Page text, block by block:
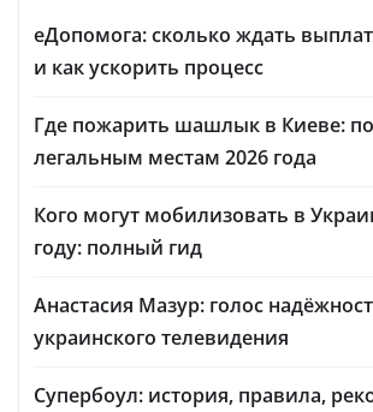
еДопомога: сколько ждать
и как ускорить процесс
Где пожарить шашлык в Киеве:
легальным местам 2026 года
Кого могут мобилизовать в
году: полный гид
Анастасия Мазур: голос
украинского телевидения
Супербоул: история, правила,